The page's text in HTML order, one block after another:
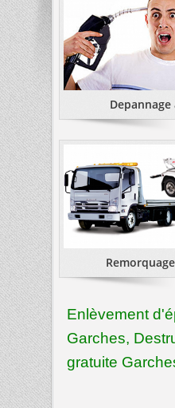
Enlèvement
Garches,
gratuite